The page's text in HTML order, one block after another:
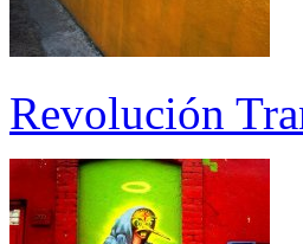
Revolución